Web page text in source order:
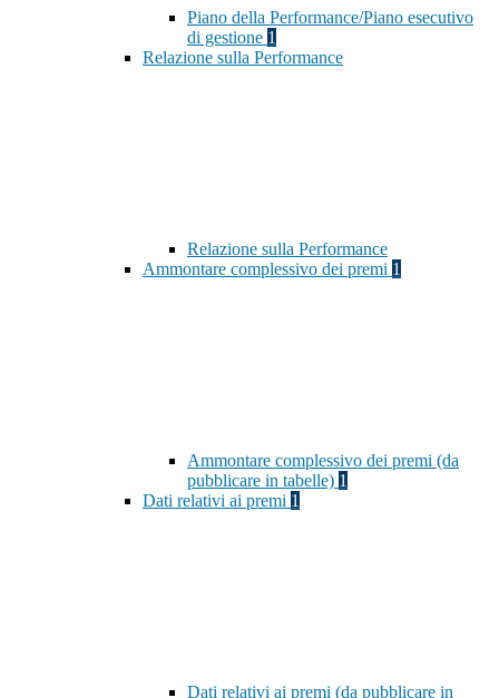
Piano della Performance/Piano esecutivo
di gestione 1
Relazione sulla Performance
Relazione sulla Performance
Ammontare complessivo dei premi 1
Ammontare complessivo dei premi (da
pubblicare in tabelle) 1
Dati relativi ai premi 1
Dati relativi ai premi (da pubblicare in